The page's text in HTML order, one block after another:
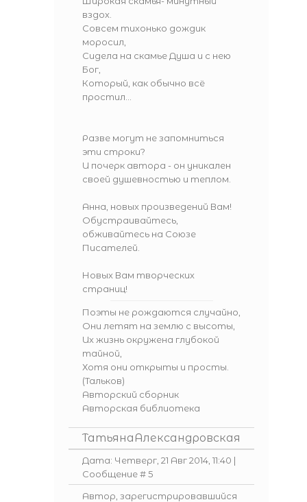
вздох.
Совсем тихонько дождик
моросил,
Сидела на скамье Душа и с нею
Бог,
Который, как обычно всё
простил...
Разве могут не запомниться
эти строки?
И почерк автора - он уникален
своей душевностью и теплом.
Анна, новых произведений Вам!
Обустраивайтесь,
обживайтесь на Союзе
Писателей.
Новых Вам творческих
страниц!
Поэты не рождаются случайно,
Они летят на землю с высоты,
Их жизнь окружена глубокой
тайной,
Хотя они открыты и просты.
(Тальков)
Авторский сборник
Авторская библиотека
ТатьянаАлександровская
Дата: Четверг, 21 Авг 2014, 11:40 |
Сообщение #5
Автор, зарегистрировавшийся